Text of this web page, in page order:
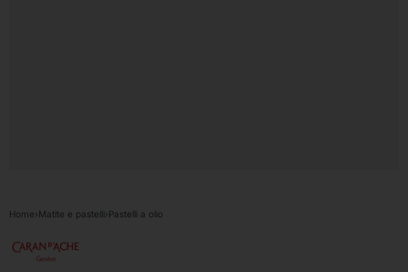
Home›Matite e pastelli›Pastelli a olio